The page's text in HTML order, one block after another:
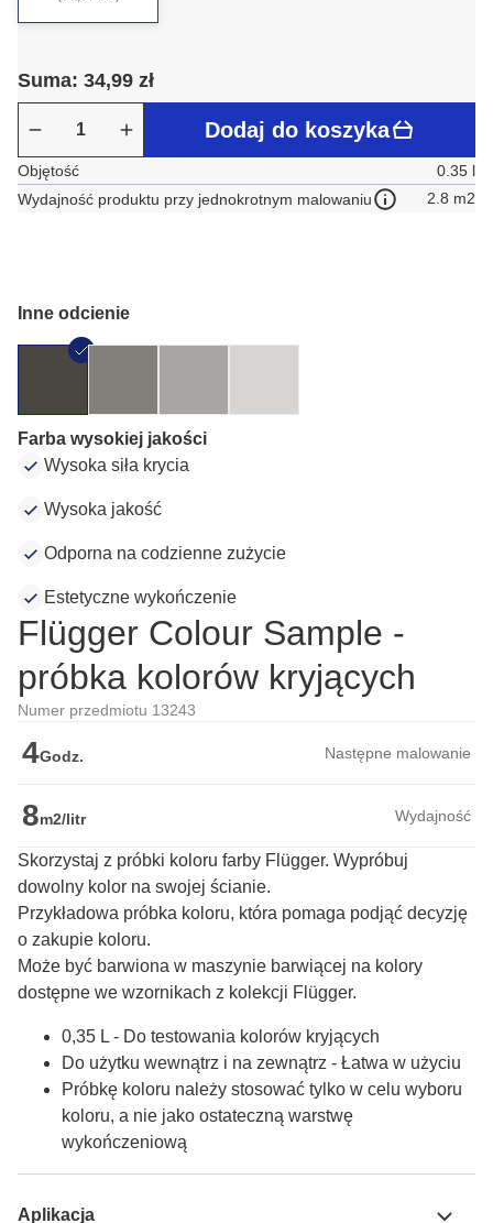
Suma: 34,99 zł
Dodaj do koszyka
Objętość
0.35 l
Wydajność produktu przy jednokrotnym malowaniu
2.8 m2
Inne odcienie
Farba wysokiej jakości
Wysoka siła krycia
Wysoka jakość
Odporna na codzienne zużycie
Estetyczne wykończenie
Flügger Colour Sample -
próbka kolorów kryjących
Numer przedmiotu 13243
4Godz. Następne malowanie
8m2/litr Wydajność
Skorzystaj z próbki koloru farby Flügger. Wypróbuj
dowolny kolor na swojej ścianie.
Przykładowa próbka koloru, która pomaga podjąć decyzję
o zakupie koloru.
Może być barwiona w maszynie barwiącej na kolory
dostępne we wzornikach z kolekcji Flügger.
0,35 L - Do testowania kolorów kryjących
Do użytku wewnątrz i na zewnątrz - Łatwa w użyciu
Próbkę koloru należy stosować tylko w celu wyboru
koloru, a nie jako ostateczną warstwę
wykończeniową
Aplikacja